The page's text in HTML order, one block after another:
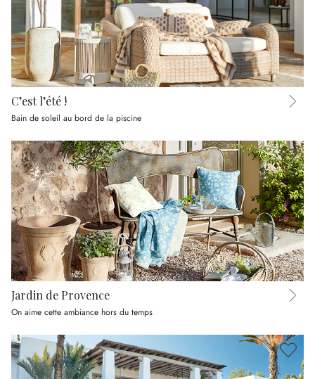
C’est l’été !
Bain de soleil au bord de la piscine
Jardin de Provence
On aime cette ambiance hors du temps